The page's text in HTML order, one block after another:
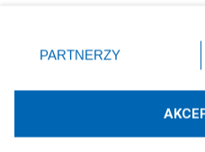
Technologię
zmienić/wycofać klikając
znajdujący się w lewym
rodzaje przetwarzania
użytkownika, ale masz
przetwarzaniu. Preferencje
PARTNERZY